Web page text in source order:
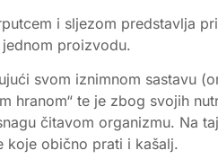
i sljezom predstavlja
proizvodu.
svom iznimnom sastavu
hranom“ te je zbog svojih
čitavom organizmu. Na
koje obično prati i kašalj.